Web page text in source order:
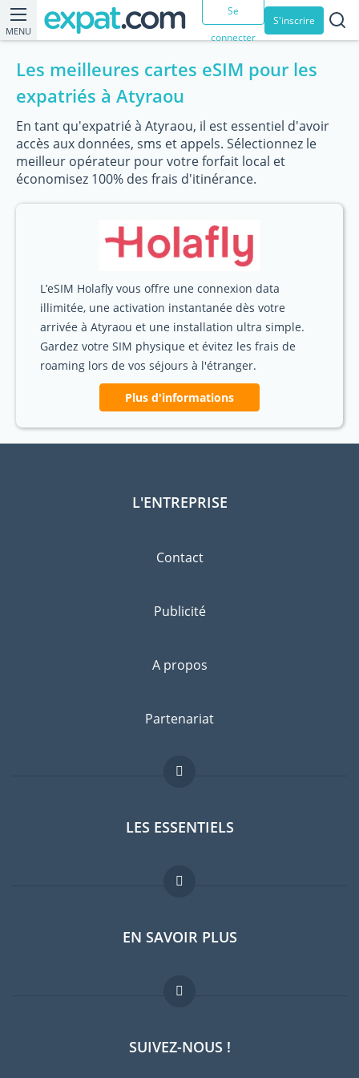
MENU
Se
connecter
S'inscrire
Les meilleures cartes eSIM pour les
expatriés à Atyraou
En tant qu'expatrié à Atyraou, il est essentiel d'avoir
accès aux données, sms et appels. Sélectionnez le
meilleur opérateur pour votre forfait local et
économisez 100% des frais d'itinérance.
L’eSIM Holafly vous offre une connexion data
illimitée, une activation instantanée dès votre
arrivée à Atyraou et une installation ultra simple.
Gardez votre SIM physique et évitez les frais de
roaming lors de vos séjours à l'étranger.
Plus d'informations
L'ENTREPRISE
Contact
Publicité
A propos
Partenariat
LES ESSENTIELS
Forum expatriés
Guides pays
Offres d'emploi
EN SAVOIR PLUS
FAQ
Experts
SUIVEZ-NOUS !